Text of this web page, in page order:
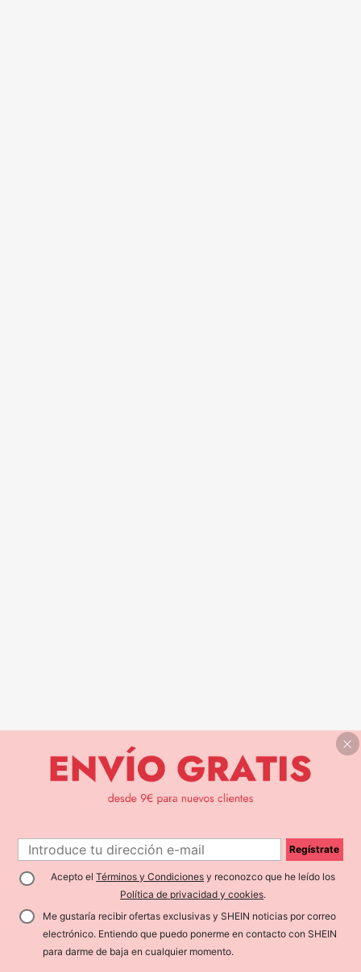
Regístrate
Acepto elTérminos y Condiciones y reconozco que he leído los
Política de privacidad y cookies.
Me gustaría recibir ofertas exclusivas y SHEIN noticias por correo
electrónico. Entiendo que puedo ponerme en contacto con SHEIN
para darme de baja en cualquier momento.